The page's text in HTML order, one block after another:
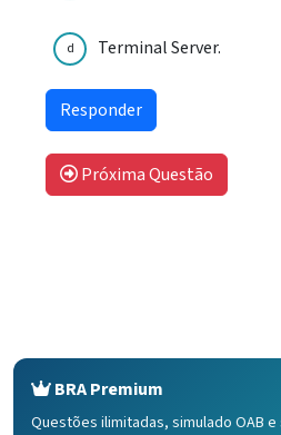
d Terminal Server.
Próxima Questão
BRA Premium
Questões ilimitadas, simulado OAB e